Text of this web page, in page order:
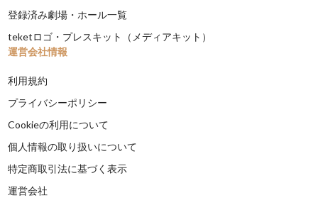
登録済み劇場・ホール一覧
teketロゴ・プレスキット（メディアキット）
運営会社情報
利用規約
プライバシーポリシー
Cookieの利用について
個人情報の取り扱いについて
特定商取引法に基づく表示
運営会社